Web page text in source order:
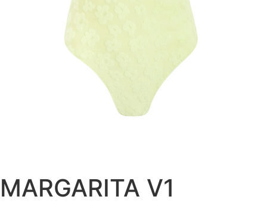
MARGARITA V1